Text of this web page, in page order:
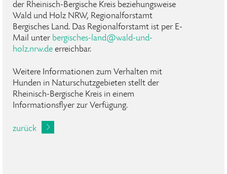
der Rheinisch-Bergische Kreis beziehungsweise
Wald und Holz NRW, Regionalforstamt
Bergisches Land. Das Regionalforstamt ist per E-
Mail unter bergisches-land@wald-und-
holz.nrw.de erreichbar.
Weitere Informationen zum Verhalten mit
Hunden in Naturschutzgebieten stellt der
Rheinisch-Bergische Kreis in einem
Informationsflyer zur Verfügung.
zurück